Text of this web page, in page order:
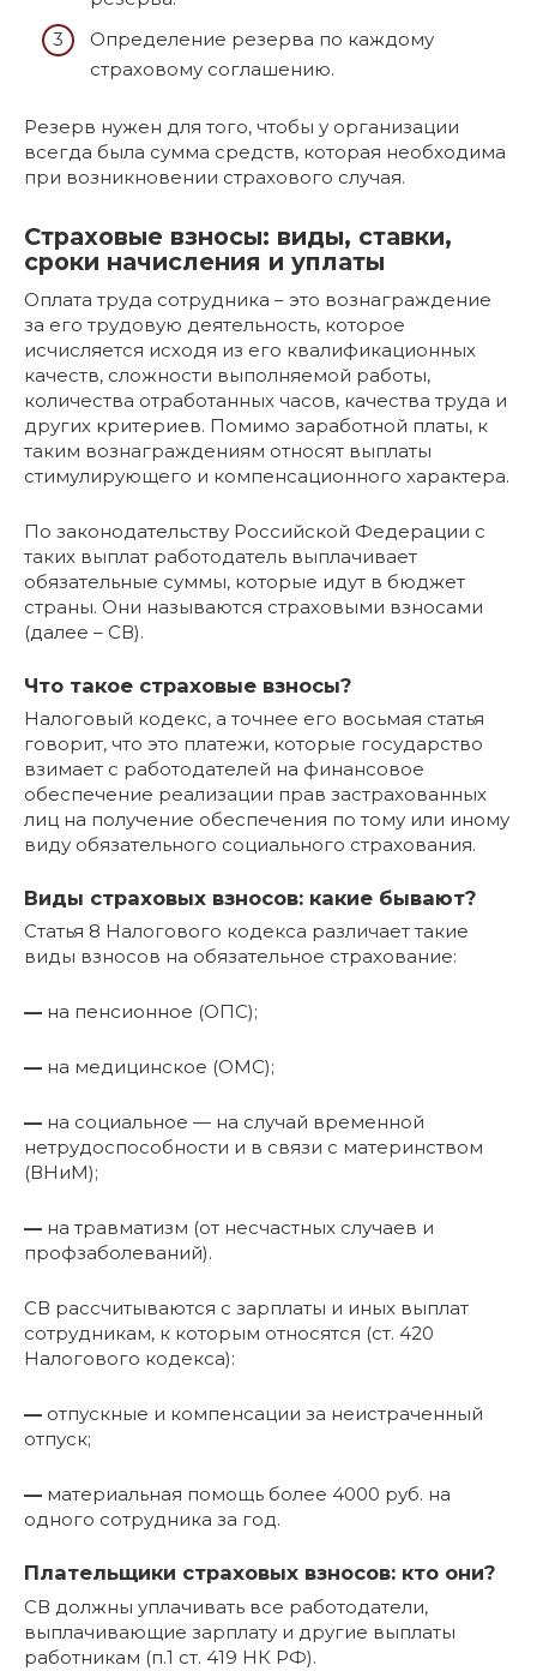
Определение резерва по каждому
страховому соглашению.
Резерв нужен для того, чтобы у организации
всегда была сумма средств, которая необходима
при возникновении страхового случая.
Страховые взносы: виды, ставки,
сроки начисления и уплаты
Оплата труда сотрудника – это вознаграждение
за его трудовую деятельность, которое
исчисляется исходя из его квалификационных
качеств, сложности выполняемой работы,
количества отработанных часов, качества труда и
других критериев. Помимо заработной платы, к
таким вознаграждениям относят выплаты
стимулирующего и компенсационного характера.
По законодательству Российской Федерации с
таких выплат работодатель выплачивает
обязательные суммы, которые идут в бюджет
страны. Они называются страховыми взносами
(далее – СВ).
Что такое страховые взносы?
Налоговый кодекс, а точнее его восьмая статья
говорит, что это платежи, которые государство
взимает с работодателей на финансовое
обеспечение реализации прав застрахованных
лиц на получение обеспечения по тому или иному
виду обязательного социального страхования.
Виды страховых взносов: какие бывают?
Статья 8 Налогового кодекса различает такие
виды взносов на обязательное страхование:
— на пенсионное (ОПС);
— на медицинское (ОМС);
— на социальное — на случай временной
нетрудоспособности и в связи с материнством
(ВНиМ);
— на травматизм (от несчастных случаев и
профзаболеваний).
СВ рассчитываются с зарплаты и иных выплат
сотрудникам, к которым относятся (ст. 420
Налогового кодекса):
— отпускные и компенсации за неистраченный
отпуск;
— материальная помощь более 4000 руб. на
одного сотрудника за год.
Плательщики страховых взносов: кто они?
СВ должны уплачивать все работодатели,
выплачивающие зарплату и другие выплаты
работникам (п.1 ст. 419 НК РФ).